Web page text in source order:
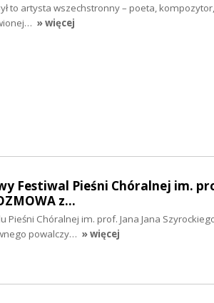
to artysta wszechstronny – poeta,
» więcej
Festiwal Pieśni Chóralnej im.
z…
Chóralnej im. prof. Jana Jana
powalczy… » więcej